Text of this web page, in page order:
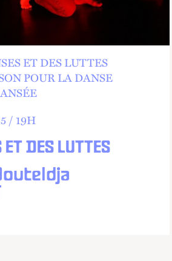
DES LUTTES
ET DES LUTTES
POUR LA DANSE
/19H